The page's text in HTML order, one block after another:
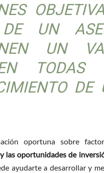
DE UN
UN
TODAS
DE
oportuna sobre
las oportunidades de
ayudarte a desarrollar y